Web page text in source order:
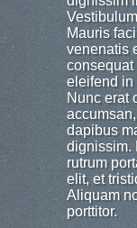
Mauris
venenatis
consequat
eleifend in
Nunc erat
dapibus
dignissim.
rutrum
elit, et
Aliquam
porttitor.